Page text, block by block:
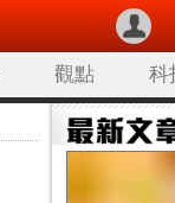
觀點 科